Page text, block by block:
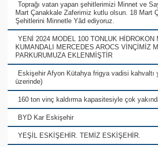
Toprağı vatan yapan şehitlerimizi Minnet ve
Mart Çanakkale Zaferimiz kutlu olsun. 18 Mart
Şehitlerini Minnetle Yâd ediyoruz.
YENİ 2024 MODEL 100 TONLUK HİDROKON
KUMANDALI MERCEDES AROCS VİNÇİMİZ
PARKURUMUZA EKLENMİŞTİR
Eskişehir Afyon Kütahya frigya vadisi kahvaltı
üzerinde)
160 ton vinç kaldırma kapasitesiyle çok
BYD Kar Eskişehir
YEŞİL ESKİŞEHİR. TEMİZ ESKİŞEHİR.